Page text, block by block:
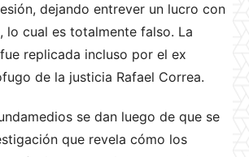
dejando entrever un lucro con
lo cual es totalmente falso. La
replicada incluso por el ex
de la justicia Rafael Correa.
se dan luego de que se
que revela cómo los